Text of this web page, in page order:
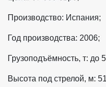
Производство: Испания;
Год производства: 2006;
Грузоподъёмность, т: до
Высота под стрелой, м: